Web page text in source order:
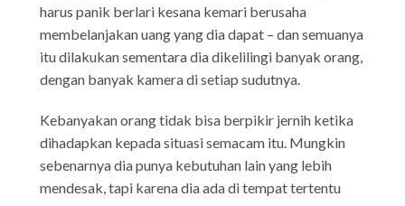
harus panik berlari kesana kemari berusaha
membelanjakan uang yang dia dapat – dan semuanya
itu dilakukan sementara dia dikelilingi banyak orang,
dengan banyak kamera di setiap sudutnya.
Kebanyakan orang tidak bisa berpikir jernih ketika
dihadapkan kepada situasi semacam itu. Mungkin
sebenarnya dia punya kebutuhan lain yang lebih
mendesak, tapi karena dia ada di tempat tertentu